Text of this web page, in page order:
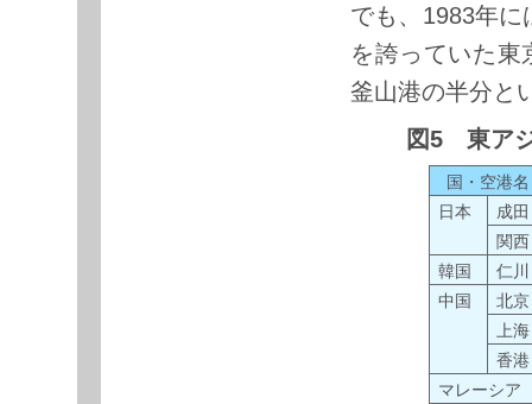
でも、1983年
を誇っていた東
釜山港の半分と
図5 東ア
国・空港名
日本
成田
関西
韓国
仁川
中国
北京
上海
香港
マレーシア